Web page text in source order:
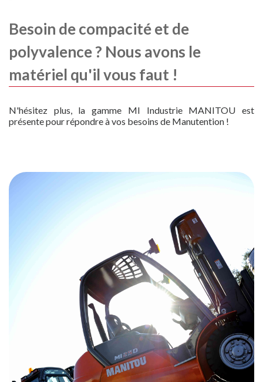
Besoin de compacité et de
polyvalence ? Nous avons le
matériel qu'il vous faut !
N'hésitez plus, la gamme MI Industrie MANITOU est
présente pour répondre à vos besoins de Manutention !